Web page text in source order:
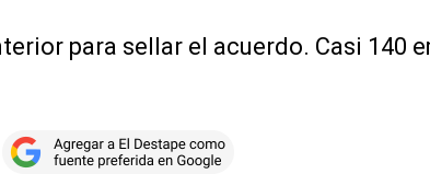
para sellar el acuerdo. Casi 140